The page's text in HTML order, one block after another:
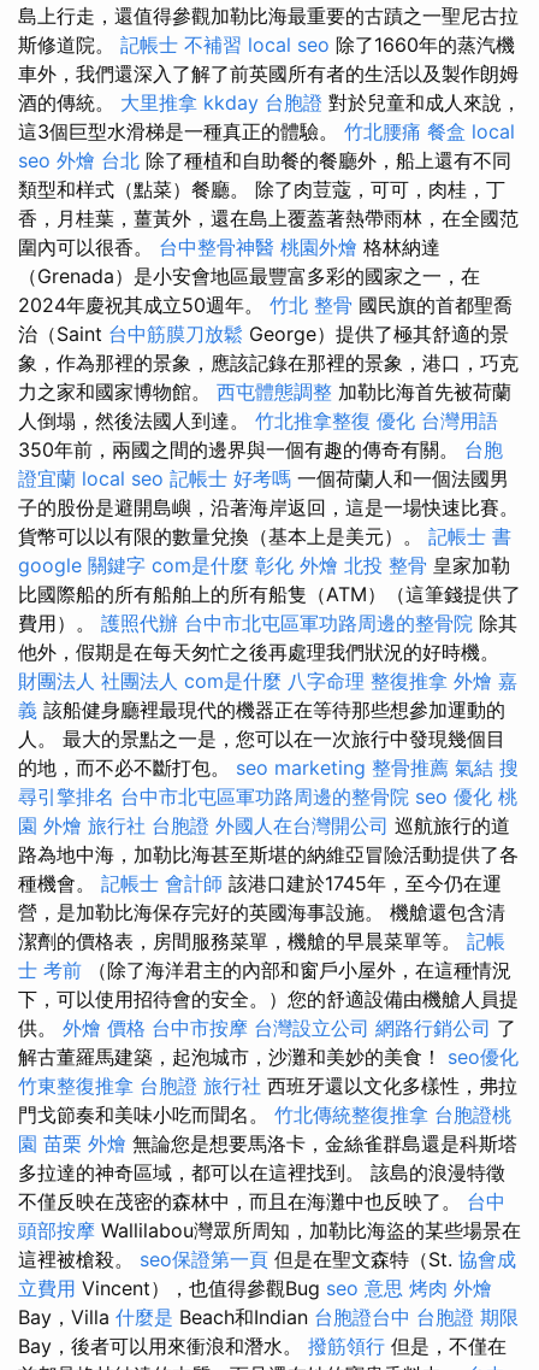
島上行走，還值得參觀加勒比海最重要的古蹟之一聖尼古拉
斯修道院。 記帳士 不補習 local seo 除了1660年的蒸汽機
車外，我們還深入了解了前英國所有者的生活以及製作朗姆
酒的傳統。 大里推拿 kkday 台胞證 對於兒童和成人來說，
這3個巨型水滑梯是一種真正的體驗。 竹北腰痛 餐盒 local
seo 外燴 台北 除了種植和自助餐的餐廳外，船上還有不同
類型和样式（點菜）餐廳。 除了肉荳蔻，可可，肉桂，丁
香，月桂葉，薑黃外，還在島上覆蓋著熱帶雨林，在全國范
圍內可以很香。 台中整骨神醫 桃園外燴 格林納達
（Grenada）是小安會地區最豐富多彩的國家之一，在
2024年慶祝其成立50週年。 竹北 整骨 國民旗的首都聖喬
治（Saint 台中筋膜刀放鬆 George）提供了極其舒適的景
象，作為那裡的景象，應該記錄在那裡的景象，港口，巧克
力之家和國家博物館。 西屯體態調整 加勒比海首先被荷蘭
人倒塌，然後法國人到達。 竹北推拿整復 優化 台灣用語
350年前，兩國之間的邊界與一個有趣的傳奇有關。 台胞
證宜蘭 local seo 記帳士 好考嗎 一個荷蘭人和一個法國男
子的股份是避開島嶼，沿著海岸返回，這是一場快速比賽。
貨幣可以以有限的數量兌換（基本上是美元）。 記帳士 書
google 關鍵字 com是什麼 彰化 外燴 北投 整骨 皇家加勒
比國際船的所有船舶上的所有船隻（ATM）（這筆錢提供了
費用）。 護照代辦 台中市北屯區軍功路周邊的整骨院 除其
他外，假期是在每天匆忙之後再處理我們狀況的好時機。
財團法人 社團法人 com是什麼 八字命理 整復推拿 外燴 嘉
義 該船健身廳裡最現代的機器正在等待那些想參加運動的
人。 最大的景點之一是，您可以在一次旅行中發現幾個目
的地，而不必不斷打包。 seo marketing 整骨推薦 氣結 搜
尋引擎排名 台中市北屯區軍功路周邊的整骨院 seo 優化 桃
園 外燴 旅行社 台胞證 外國人在台灣開公司 巡航旅行的道
路為地中海，加勒比海甚至斯堪的納維亞冒險活動提供了各
種機會。 記帳士 會計師 該港口建於1745年，至今仍在運
營，是加勒比海保存完好的英國海事設施。 機艙還包含清
潔劑的價格表，房間服務菜單，機艙的早晨菜單等。 記帳
士 考前 （除了海洋君主的內部和窗戶小屋外，在這種情況
下，可以使用招待會的安全。）您的舒適設備由機艙人員提
供。 外燴 價格 台中市按摩 台灣設立公司 網路行銷公司 了
解古董羅馬建築，起泡城市，沙灘和美妙的美食！ seo優化
竹東整復推拿 台胞證 旅行社 西班牙還以文化多樣性，弗拉
門戈節奏和美味小吃而聞名。 竹北傳統整復推拿 台胞證桃
園 苗栗 外燴 無論您是想要馬洛卡，金絲雀群島還是科斯塔
多拉達的神奇區域，都可以在這裡找到。 該島的浪漫特徵
不僅反映在茂密的森林中，而且在海灘中也反映了。 台中
頭部按摩 Wallilabou灣眾所周知，加勒比海盜的某些場景在
這裡被槍殺。 seo保證第一頁 但是在聖文森特（St. 協會成
立費用 Vincent），也值得參觀Bug seo 意思 烤肉 外燴
Bay，Villa 什麼是 Beach和Indian 台胞證台中 台胞證 期限
Bay，後者可以用來衝浪和潛水。 撥筋領行 但是，不僅在